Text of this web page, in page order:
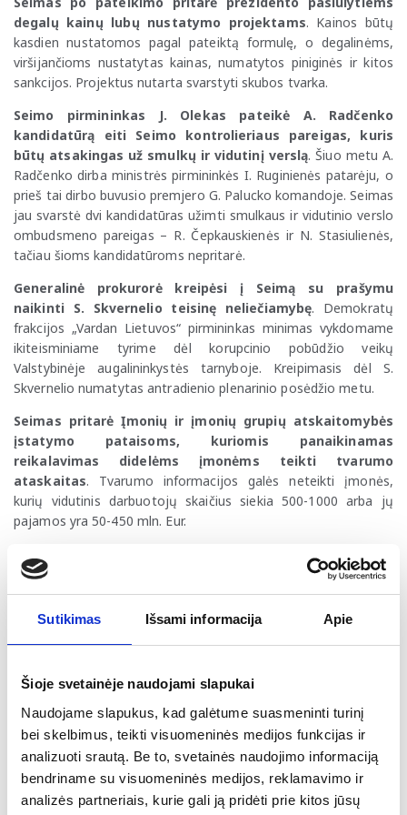
Sutikimas Išsami informacija Apie
Šioje svetainėje naudojami slapukai
Naudojame slapukus, kad galėtume suasmeninti turinį
bei skelbimus, teikti visuomeninės medijos funkcijas ir
analizuoti srautą. Be to, svetainės naudojimo informaciją
bendriname su visuomeninės medijos, reklamavimo ir
analizės partneriais, kurie gali ją pridėti prie kitos jūsų
degalų kainų lubų nustatymo projektams. Kainos būtų
kasdien nustatomos pagal pateiktą formulę, o degalinėms,
viršijančioms nustatytas kainas, numatytos piniginės ir kitos
sankcijos. Projektus nutarta svarstyti skubos tvarka.
Seimo pirmininkas J. Olekas pateikė A. Radčenko
kandidatūrą eiti Seimo kontrolieriaus pareigas, kuris
būtų atsakingas už smulkų ir vidutinį verslą. Šiuo metu A.
Radčenko dirba ministrės pirmininkės I. Ruginienės patarėju, o
prieš tai dirbo buvusio premjero G. Palucko komandoje. Seimas
jau svarstė dvi kandidatūras užimti smulkaus ir vidutinio verslo
ombudsmeno pareigas – R. Čepkauskienės ir N. Stasiulienės,
tačiau šioms kandidatūroms nepritarė.
Generalinė prokurorė kreipėsi į Seimą su prašymu
naikinti S. Skvernelio teisinę neliečiamybę. Demokratų
frakcijos „Vardan Lietuvos“ pirmininkas minimas vykdomame
ikiteisminiame tyrime dėl korupcinio pobūdžio veikų
Valstybinėje augalininkystės tarnyboje. Kreipimasis dėl S.
Skvernelio numatytas antradienio plenarinio posėdžio metu.
Seimas pritarė Įmonių ir įmonių grupių atskaitomybės
įstatymo pataisoms, kuriomis panaikinamas
reikalavimas didelėms įmonėms teikti tvarumo
ataskaitas. Tvarumo informacijos galės neteikti įmonės,
kurių vidutinis darbuotojų skaičius siekia 500-1000 arba jų
pajamos yra 50-450 mln. Eur.
Ekonomikos ir inovacijų ministerija (EIMIN) teiks
technologijų atnaujinimą. Ši priemonė yra dalis penkių
prioritetinių krypčių plano, kuriuo siekiama stiprinti
kontekste.
Finansų ministras K. Vaitiekūnas, reaguodamas į kylančias
degalų kainas, svarsto papildomas priemones:apmokestinti
didmeninėje degalų rinkoje veikiančių įmonių viršpelnį,
įvesti degalų akcizo grąžinimo verslui mechanizmą ir
stabdyti kitais metais numatytą degalų akcizų didinimą